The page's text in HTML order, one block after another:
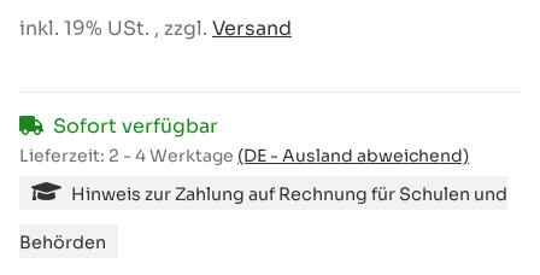
inkl. 19% USt. , zzgl. Versand
Sofort verfügbar
Lieferzeit: 2 - 4 Werktage (DE - Ausland abweichend)
Hinweis zur Zahlung auf Rechnung für Schulen und
Behörden